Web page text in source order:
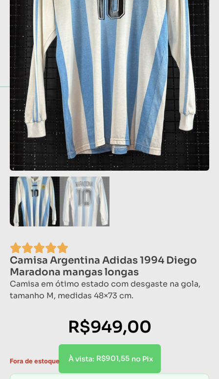
Camisa Argentina Adidas 1994 Diego
Maradona mangas longas
Camisa em ótimo estado com desgaste na gola,
tamanho M, medidas 48×73 cm.
R$949,00
À vista: R$901,55 no Pix
Fora de estoque